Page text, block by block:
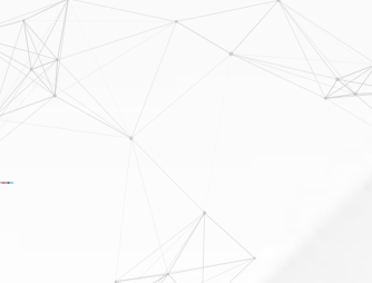
راقية مع قائمة جديدة مستوحاة من النكهات البرازيلية